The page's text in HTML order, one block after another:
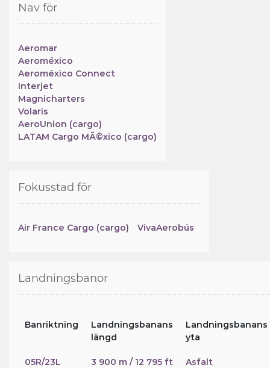
Nav för
Aeromar
Aeroméxico
Aeroméxico Connect
Interjet
Magnicharters
Volaris
AeroUnion (cargo)
LATAM Cargo MÃ©xico (cargo)
Fokusstad för
Air France Cargo (cargo) VivaAerobús
Landningsbanor
Banriktning
Landningsbanans
längd
Landningsbanans
yta
05R/23L 3 900 m / 12 795 ft Asfalt